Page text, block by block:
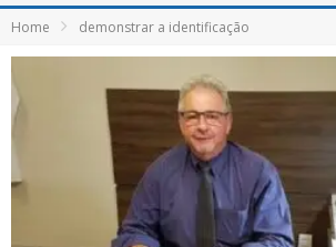
Home demonstrar a identificação